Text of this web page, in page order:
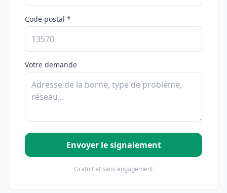
Code postal *
Votre demande
Envoyer le signalement
Gratuit et sans engagement